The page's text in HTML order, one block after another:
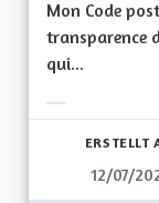
Mon Code
transparence
qui...
ERSTELLT
12/07/